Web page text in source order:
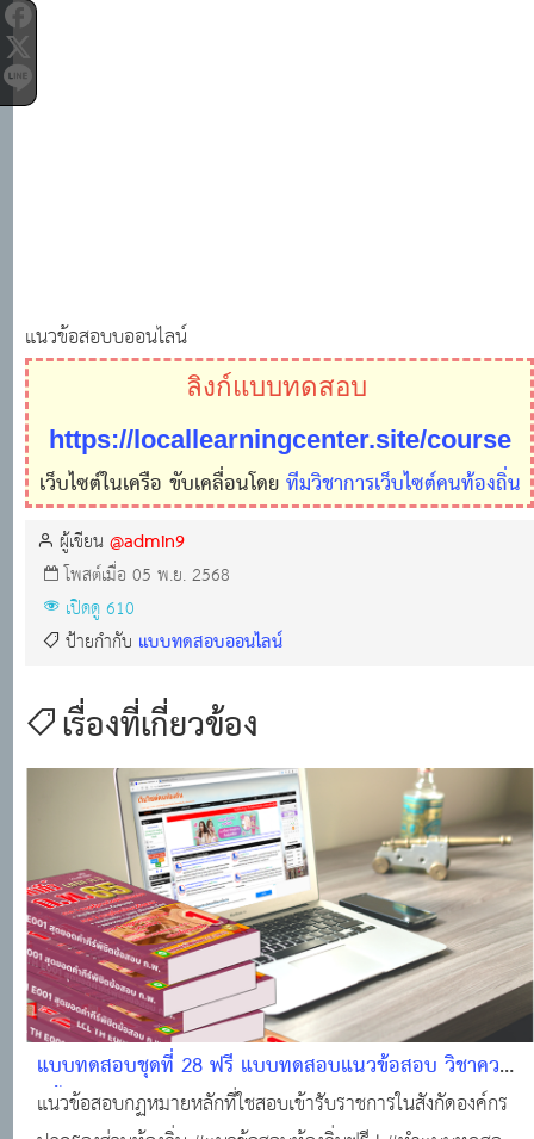
แนวข้อสอบบออนไลน์
ลิงก์แบบทดสอบ
https://locallearningcenter.site/course
เว็บไซต์ในเครือ ขับเคลื่อนโดยทีมวิชาการเว็บไซต์คนท้องถิ่น
ผู้เขียน@admin9
โพสต์เมื่อ 05 พ.ย. 2568
เปิดดู 610
ป้ายกำกับ แบบทดสอบออนไลน์
เรื่องที่เกี่ยวข้อง
แบบทดสอบชุดที่ 28 ฟรี แบบทดสอบแนวข้อสอบ วิชาความ
รู้พื้นฐานในการปฏิบัติราชการ (กฏหมายหลักที่ใช้สอบองค์กร
แนวข้อสอบกฏหมายหลักที่ใชสอบเข้ารับราชการในสังกัดองค์กร